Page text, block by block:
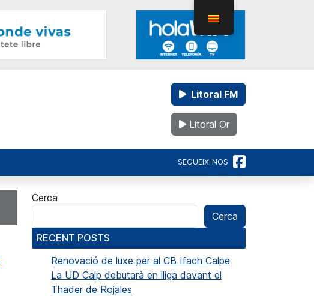
Litoral FM
Litoral Or
SEGUEIX-NOS
Cerca
Cerca
RECENT POSTS
Renovació de luxe per al CB Ifach Calpe
La UD Calp debutarà en lliga davant el
Thader de Rojales